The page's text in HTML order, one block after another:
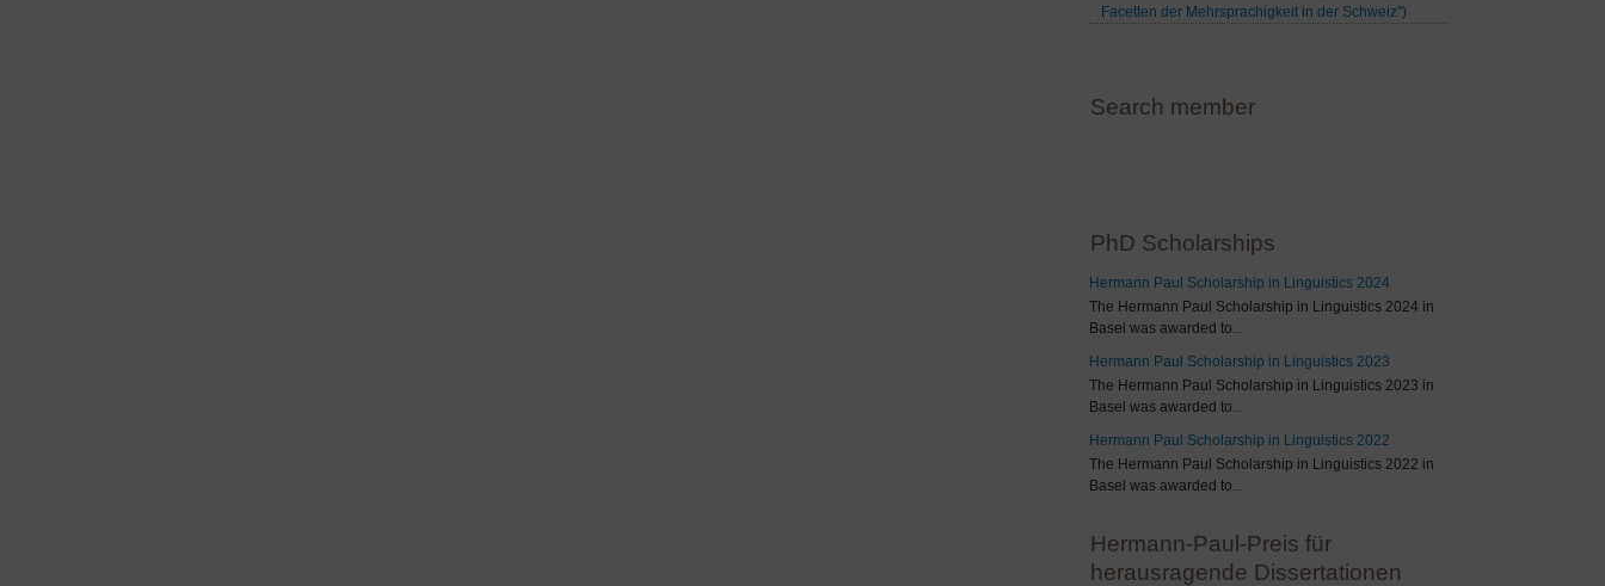
Facetten der Mehrsprachigkeit in der Schweiz")
Search member
PhD Scholarships
Hermann Paul Scholarship in Linguistics 2024
The Hermann Paul Scholarship in Linguistics 2024 in
Basel was awarded to...
Hermann Paul Scholarship in Linguistics 2023
The Hermann Paul Scholarship in Linguistics 2023 in
Basel was awarded to...
Hermann Paul Scholarship in Linguistics 2022
The Hermann Paul Scholarship in Linguistics 2022 in
Basel was awarded to...
Hermann-Paul-Preis für
herausragende Dissertationen